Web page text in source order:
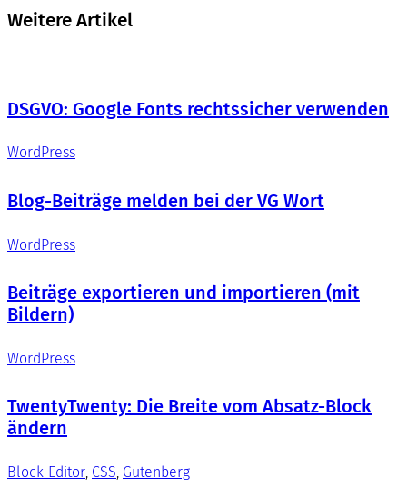
Weitere Artikel
DSGVO: Google Fonts rechtssicher verwenden
WordPress
Blog-Beiträge melden bei der VG Wort
WordPress
Beiträge exportieren und importieren (mit
Bildern)
WordPress
TwentyTwenty: Die Breite vom Absatz-Block
ändern
Block-Editor CSS Gutenberg